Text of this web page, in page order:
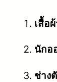
เสื้อ
นักอ
ช่าง